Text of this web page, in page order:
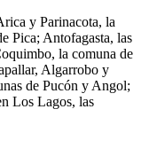
y Parinacota, la
Pica; Antofagasta, las
la comuna de
Algarrobo y
de Pucón y Angol;
Los Lagos, las